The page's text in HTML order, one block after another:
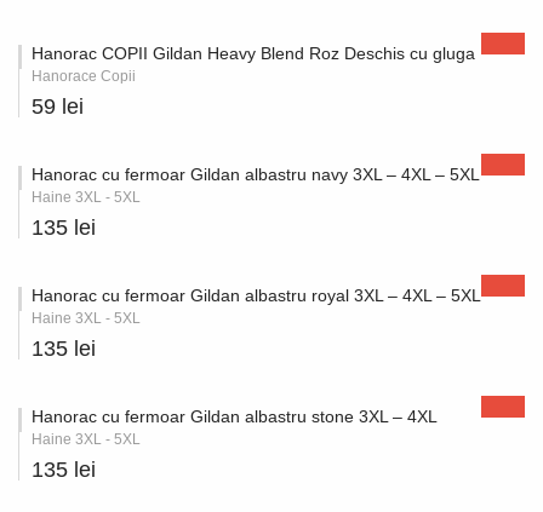
Hanorac COPII Gildan Heavy Blend Roz Deschis cu gluga
Hanorace Copii
59 lei
Hanorac cu fermoar Gildan albastru navy 3XL – 4XL – 5XL
Haine 3XL - 5XL
135 lei
Hanorac cu fermoar Gildan albastru royal 3XL – 4XL – 5XL
Haine 3XL - 5XL
135 lei
Hanorac cu fermoar Gildan albastru stone 3XL – 4XL
Haine 3XL - 5XL
135 lei